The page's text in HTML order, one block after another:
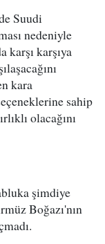
Suudi
nedeniyle
karşı karşıya
kara
sahip
olacağını
şimdiye
Boğazı'nın